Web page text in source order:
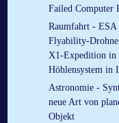
Failed Computer
Raumfahrt - ESA
Flyability-
X1-Expedition in
Höhlensystem in
Astronomie -
neue Art von
Objekt